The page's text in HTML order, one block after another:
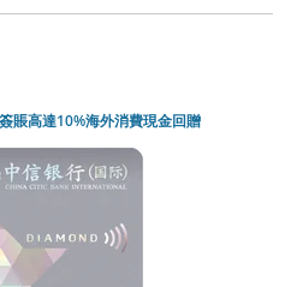
賬高達10%海外消費現金回贈